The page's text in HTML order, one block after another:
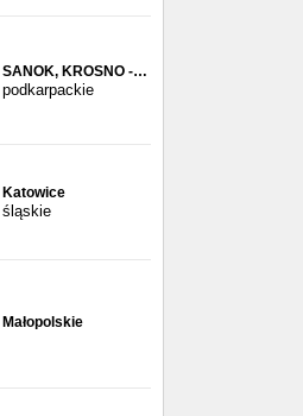
SANOK, KROSNO -…
podkarpackie
Katowice
śląskie
Małopolskie